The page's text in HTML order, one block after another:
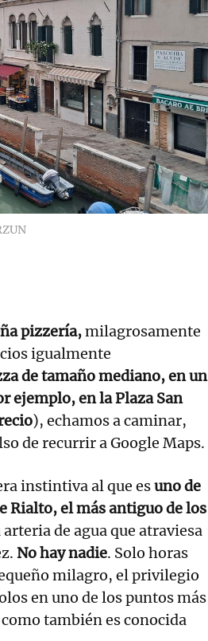
pizzería,milagrosamente
igualmente
de tamaño mediano, en un
ejemplo, en la Plaza San
), echamos a caminar,
de recurrir a Google Maps.
instintiva al que esuno de
Rialto, el más antiguo de los
arteria de agua que atraviesa
No hay nadie. Solo horas
milagro, el privilegio
en uno de los puntos más
también es conocida